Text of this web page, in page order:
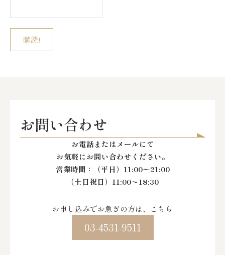
お問い合わせ
お電話またはメールにて
お気軽にお問い合わせください。
営業時間：
（平日）11:00〜21:00
（土日祝日）11:00〜18:30
お申し込みでお急ぎの方は、こちら
03-4531-9511